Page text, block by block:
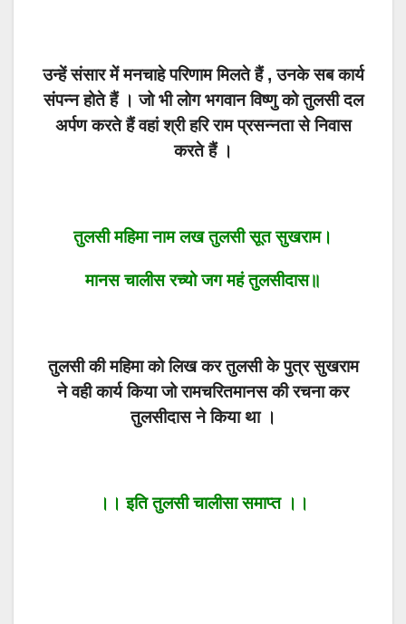
उन्हें संसार में मनचाहे परिणाम मिलते हैं , उनके सब कार्य
संपन्न होते हैं । जो भी लोग भगवान विष्णु को तुलसी दल
अर्पण करते हैं वहां श्री हरि राम प्रसन्नता से निवास
करते हैं ।
तुलसी महिमा नाम लख तुलसी सूत सुखराम।
मानस चालीस रच्यो जग महं तुलसीदास॥
तुलसी की महिमा को लिख कर तुलसी के पुत्र सुखराम
ने वही कार्य किया जो रामचरितमानस की रचना कर
तुलसीदास ने किया था ।
।। इति तुलसी चालीसा समाप्त ।।